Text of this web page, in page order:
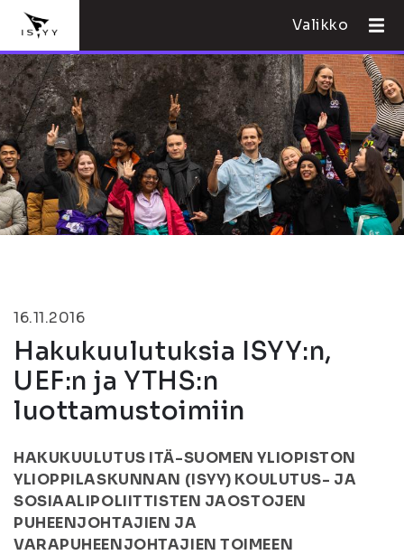
Valikko
16.11.2016
Hakukuulutuksia ISYY:n,
UEF:n ja YTHS:n
luottamustoimiin
HAKUKUULUTUS ITÄ-SUOMEN YLIOPISTON
YLIOPPILASKUNNAN (ISYY) KOULUTUS- JA
SOSIAALIPOLIITTISTEN JAOSTOJEN
PUHEENJOHTAJIEN JA
VARAPUHEENJOHTAJIEN TOIMEEN